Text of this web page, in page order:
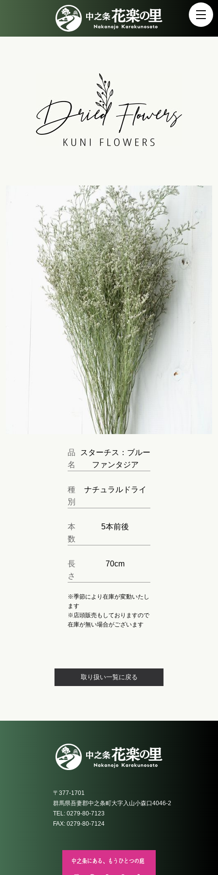
品
名
スターチス：ブルー
ファンタジア
種
別
ナチュラルドライ
本
数
5本前後
長
さ
70cm
※季節により在庫が変動いたし
ます
※店頭販売もしておりますので
在庫が無い場合がございます
取り扱い一覧に戻る
〒377-1701
群馬県吾妻郡中之条町大字入山小森口4046-2
TEL: 0279-80-7123
FAX: 0279-80-7124